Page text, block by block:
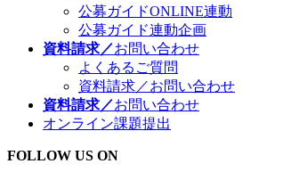
公募ガイドONLINE連動
公募ガイド連動企画
資料請求／お問い合わせ
よくあるご質問
資料請求／お問い合わせ
資料請求／お問い合わせ
オンライン課題提出
FOLLOW US ON